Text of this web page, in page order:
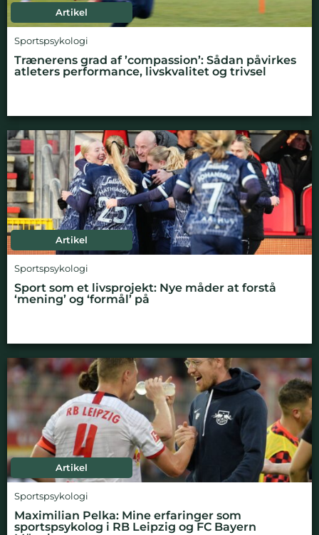
Artikel
Sportspsykologi
Trænerens grad af ’compassion’: Sådan påvirkes
atleters performance, livskvalitet og trivsel
Artikel
Sportspsykologi
Sport som et livsprojekt: Nye måder at forstå
‘mening’ og ‘formål’ på
Artikel
Sportspsykologi
Maximilian Pelka: Mine erfaringer som
sportspsykolog i RB Leipzig og FC Bayern